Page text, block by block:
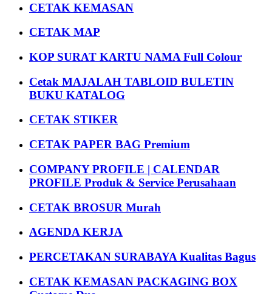
CETAK KEMASAN
CETAK MAP
KOP SURAT KARTU NAMA Full Colour
Cetak MAJALAH TABLOID BULETIN
BUKU KATALOG
CETAK STIKER
CETAK PAPER BAG Premium
COMPANY PROFILE | CALENDAR
PROFILE Produk & Service Perusahaan
CETAK BROSUR Murah
AGENDA KERJA
PERCETAKAN SURABAYA Kualitas Bagus
CETAK KEMASAN PACKAGING BOX